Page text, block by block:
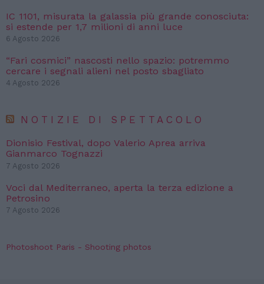
IC 1101, misurata la galassia più grande conosciuta:
si estende per 1,7 milioni di anni luce
6 Agosto 2026
“Fari cosmici” nascosti nello spazio: potremmo
cercare i segnali alieni nel posto sbagliato
4 Agosto 2026
NOTIZIE DI SPETTACOLO
Dionisio Festival, dopo Valerio Aprea arriva
Gianmarco Tognazzi
7 Agosto 2026
Voci dal Mediterraneo, aperta la terza edizione a
Petrosino
7 Agosto 2026
Photoshoot Paris - Shooting photos